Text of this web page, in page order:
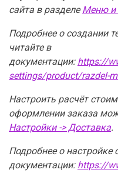
сайта в разделеМеню и
Подробнее о создании
читайте в
документации: https://
settings/product/razdel-
Настроить расчёт
оформлении заказа
Настройки -> Доставка.
Подробнее о настройке
документации: https://